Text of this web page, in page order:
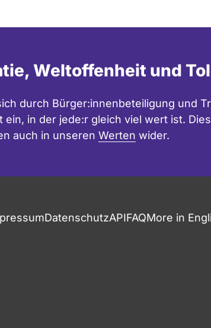
Weltoffenheit und
durch Bürger:innenbeteiligung und
ein, in der jede:r gleich viel wert ist.
auch in unseren Werten wider.
DatenschutzAPIFAQMore in